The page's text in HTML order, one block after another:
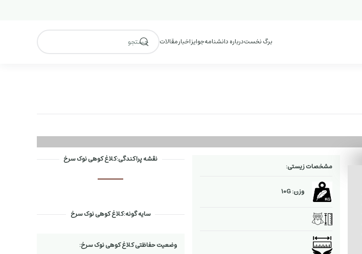
برگ نخستدرباره دانشنامهجوایزاخبارمقالات
مشخصات زیستی:
وزن: 10G
نقشه پراکندگی:کلاغ کوهی نوک سرخ
سایه گونه:کلاغ کوهی نوک سرخ
وضعیت حفاظتی کلاغ کوهی نوک سرخ: